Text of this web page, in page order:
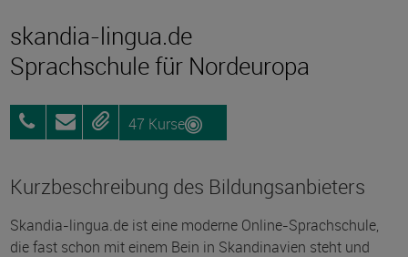
skandia-lingua.de
Sprachschule für Nordeuropa
0157
38435587
AnfragenMerken47 Kurse
Kurzbeschreibung des Bildungsanbieters
Skandia-lingua.de ist eine moderne Online-Sprachschule,
die fast schon mit einem Bein in Skandinavien steht und